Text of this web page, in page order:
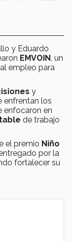
y Eduardo
EMVOIN , un
empleo para
y
enfrentan los
enfocaron en
de trabajo
el premio Niño
por la
fortalecer su